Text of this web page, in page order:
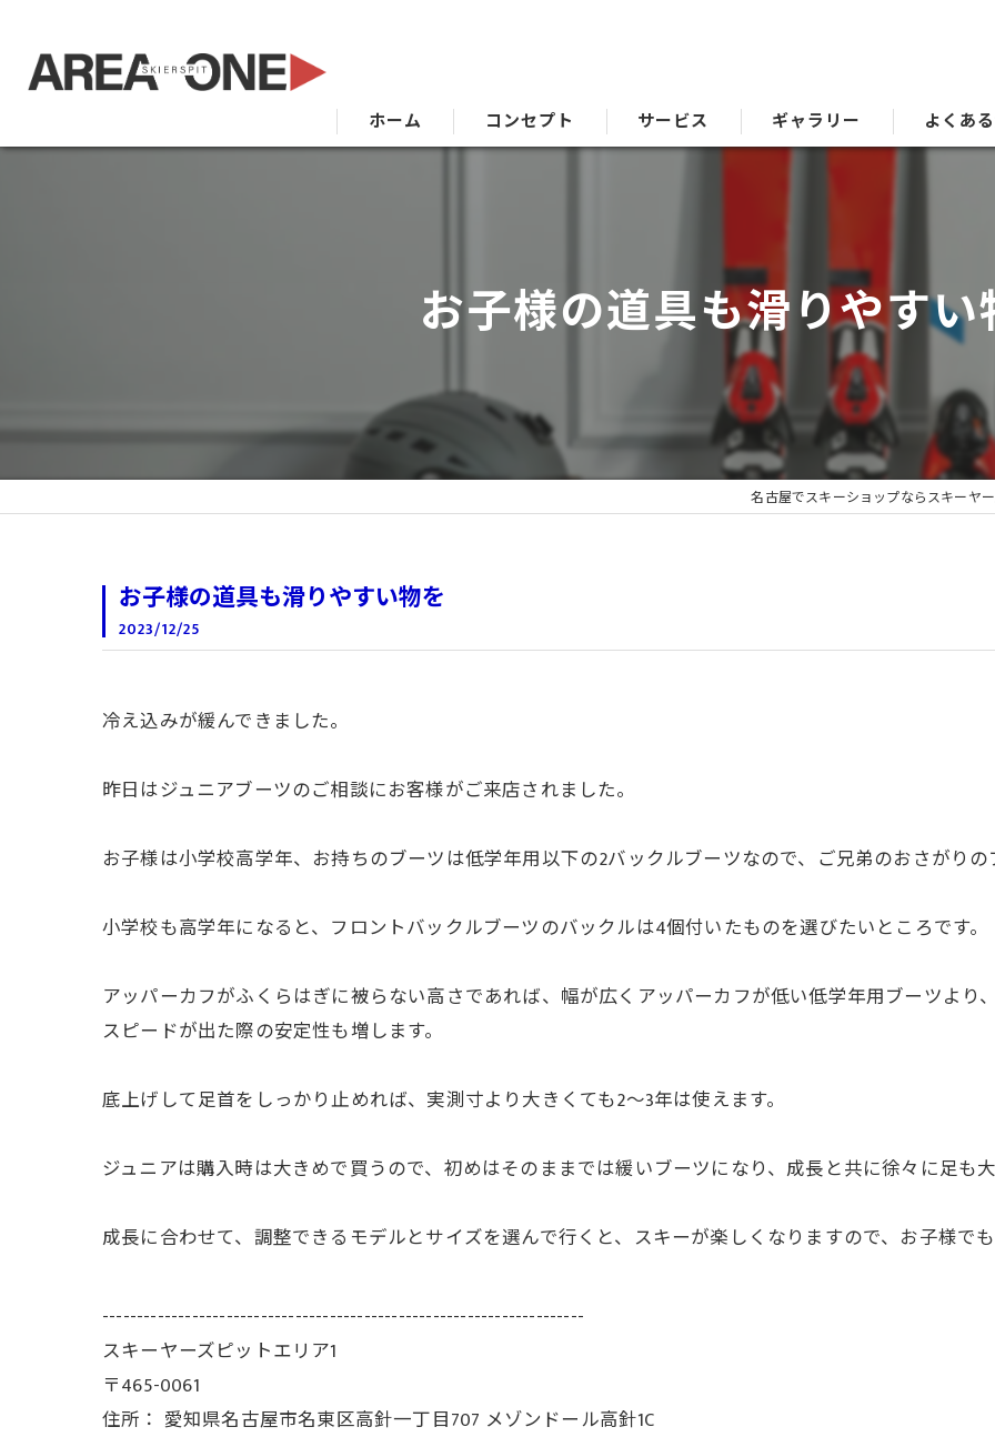
ホーム コンセプト サービス ギャラリー よくあ
お子様の道具も滑りやす
名古屋でスキーショップならスキーヤ
お子様の道具も滑りやすい物を
2023/12/25
冷え込みが緩んできました。
昨日はジュニアブーツのご相談にお客様がご来店されました。
お子様は小学校高学年、お持ちのブーツは低学年用以下の2バックルブーツなので、ご兄弟のおさがりの
小学校も高学年になると、フロントバックルブーツのバックルは4個付いたものを選びたいところです。
アッパーカフがふくらはぎに被らない高さであれば、幅が広くアッパーカフが低い低学年用ブーツより
スピードが出た際の安定性も増します。
底上げして足首をしっかり止めれば、実測寸より大きくても2～3年は使えます。
ジュニアは購入時は大きめで買うので、初めはそのままでは緩いブーツになり、成長と共に徐々に足も大
成長に合わせて、調整できるモデルとサイズを選んで行くと、スキーが楽しくなりますので、お子様で
----------------------------------------------------------------------
スキーヤーズピットエリア1
〒465-0061
住所： 愛知県名古屋市名東区高針一丁目707 メゾンドール高針1C